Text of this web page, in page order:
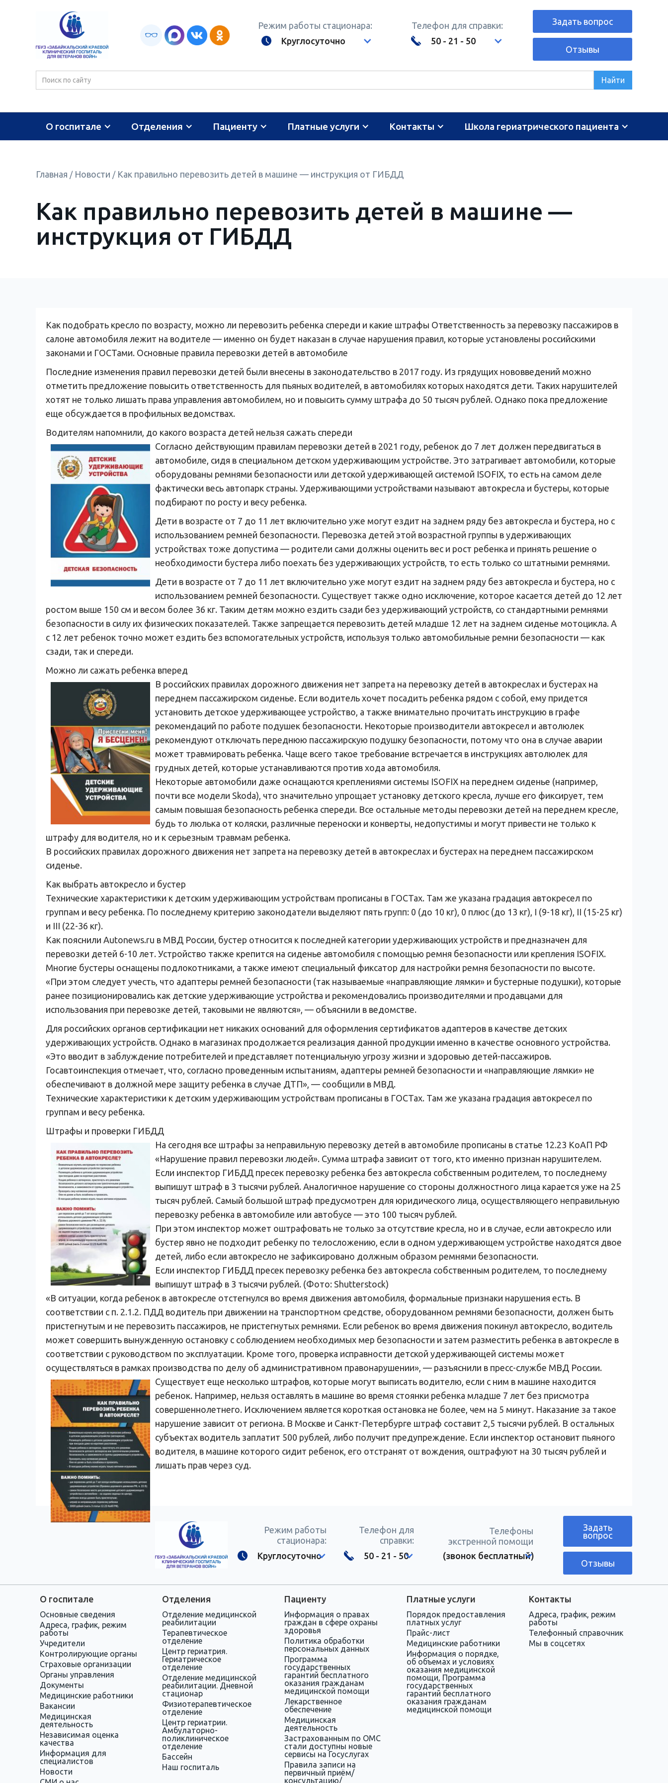
Режим работы стационара:
Круглосуточно
Телефон для справки:
50 - 21 - 50
Задать вопрос
Отзывы
О госпитале Отделения Пациенту Платные услуги Контакты Школа гериатрического пациента
Главная / Новости / Как правильно перевозить детей в машине — инструкция от ГИБДД
Как правильно перевозить детей в машине —
инструкция от ГИБДД
Как подобрать кресло по возрасту, можно ли перевозить ребенка спереди и какие штрафы Ответственность за перевозку пассажиров в
салоне автомобиля лежит на водителе — именно он будет наказан в случае нарушения правил, которые установлены российскими
законами и ГОСТами. Основные правила перевозки детей в автомобиле
Последние изменения правил перевозки детей были внесены в законодательство в 2017 году. Из грядущих нововведений можно
отметить предложение повысить ответственность для пьяных водителей, в автомобилях которых находятся дети. Таких нарушителей
хотят не только лишать права управления автомобилем, но и повысить сумму штрафа до 50 тысяч рублей. Однако пока предложение
еще обсуждается в профильных ведомствах.
Водителям напомнили, до какого возраста детей нельзя сажать спереди
Согласно действующим правилам перевозки детей в 2021 году, ребенок до 7 лет должен передвигаться в
автомобиле, сидя в специальном детском удерживающим устройстве. Это затрагивает автомобили, которые
оборудованы ремнями безопасности или детской удерживающей системой ISOFIX, то есть на самом деле
фактически весь автопарк страны. Удерживающими устройствами называют автокресла и бустеры, которые
подбирают по росту и весу ребенка.
Дети в возрасте от 7 до 11 лет включительно уже могут ездит на заднем ряду без автокресла и бустера, но с
использованием ремней безопасности. Перевозка детей этой возрастной группы в удерживающих
устройствах тоже допустима — родители сами должны оценить вес и рост ребенка и принять решение о
необходимости бустера либо поехать без удерживающих устройств, то есть только со штатными ремнями.
Дети в возрасте от 7 до 11 лет включительно уже могут ездит на заднем ряду без автокресла и бустера, но с
использованием ремней безопасности. Существует также одно исключение, которое касается детей до 12 лет
ростом выше 150 см и весом более 36 кг. Таким детям можно ездить сзади без удерживающий устройств, со стандартными ремнями
безопасности в силу их физических показателей. Также запрещается перевозить детей младше 12 лет на заднем сиденье мотоцикла. А
с 12 лет ребенок точно может ездить без вспомогательных устройств, используя только автомобильные ремни безопасности — как
сзади, так и спереди.
Можно ли сажать ребенка вперед
В российских правилах дорожного движения нет запрета на перевозку детей в автокреслах и бустерах на
переднем пассажирском сиденье. Если водитель хочет посадить ребенка рядом с собой, ему придется
установить детское удерживающее устройство, а также внимательно прочитать инструкцию в графе
рекомендаций по работе подушек безопасности. Некоторые производители автокресел и автолюлек
рекомендуют отключать переднюю пассажирскую подушку безопасности, потому что она в случае аварии
может травмировать ребенка. Чаще всего такое требование встречается в инструкциях автолюлек для
грудных детей, которые устанавливаются против хода автомобиля.
Некоторые автомобили даже оснащаются креплениями системы ISOFIX на переднем сиденье (например,
почти все модели Skoda), что значительно упрощает установку детского кресла, лучше его фиксирует, тем
самым повышая безопасность ребенка спереди. Все остальные методы перевозки детей на переднем кресле,
будь то люлька от коляски, различные переноски и конверты, недопустимы и могут привести не только к
штрафу для водителя, но и к серьезным травмам ребенка.
В российских правилах дорожного движения нет запрета на перевозку детей в автокреслах и бустерах на переднем пассажирском
сиденье.
Как выбрать автокресло и бустер
Технические характеристики к детским удерживающим устройствам прописаны в ГОСТах. Там же указана градация автокресел по
группам и весу ребенка. По последнему критерию законодатели выделяют пять групп: 0 (до 10 кг), 0 плюс (до 13 кг), I (9-18 кг), II (15-25 кг)
и III (22-36 кг).
Как пояснили Autonews.ru в МВД России, бустер относится к последней категории удерживающих устройств и предназначен для
перевозки детей 6-10 лет. Устройство также крепится на сиденье автомобиля с помощью ремня безопасности или крепления ISOFIX.
Многие бустеры оснащены подлокотниками, а также имеют специальный фиксатор для настройки ремня безопасности по высоте.
«При этом следует учесть, что адаптеры ремней безопасности (так называемые «направляющие лямки» и бустерные подушки), которые
ранее позиционировались как детские удерживающие устройства и рекомендовались производителями и продавцами для
использования при перевозке детей, таковыми не являются», — объяснили в ведомстве.
Для российских органов сертификации нет никаких оснований для оформления сертификатов адаптеров в качестве детских
удерживающих устройств. Однако в магазинах продолжается реализация данной продукции именно в качестве основного устройства.
«Это вводит в заблуждение потребителей и представляет потенциальную угрозу жизни и здоровью детей-пассажиров.
Госавтоинспекция отмечает, что, согласно проведенным испытаниям, адаптеры ремней безопасности и «направляющие лямки» не
обеспечивают в должной мере защиту ребенка в случае ДТП», — сообщили в МВД.
Технические характеристики к детским удерживающим устройствам прописаны в ГОСТах. Там же указана градация автокресел по
группам и весу ребенка.
Штрафы и проверки ГИБДД
На сегодня все штрафы за неправильную перевозку детей в автомобиле прописаны в статье 12.23 КоАП РФ
«Нарушение правил перевозки людей». Сумма штрафа зависит от того, кто именно признан нарушителем.
Если инспектор ГИБДД пресек перевозку ребенка без автокресла собственным родителем, то последнему
выпишут штраф в 3 тысячи рублей. Аналогичное нарушение со стороны должностного лица карается уже на 25
тысяч рублей. Самый большой штраф предусмотрен для юридического лица, осуществляющего неправильную
перевозку ребенка в автомобиле или автобусе — это 100 тысяч рублей.
При этом инспектор может оштрафовать не только за отсутствие кресла, но и в случае, если автокресло или
бустер явно не подходит ребенку по телосложению, если в одном удерживающем устройстве находятся двое
детей, либо если автокресло не зафиксировано должным образом ремнями безопасности.
Если инспектор ГИБДД пресек перевозку ребенка без автокресла собственным родителем, то последнему
выпишут штраф в 3 тысячи рублей. (Фото: Shutterstock)
«В ситуации, когда ребенок в автокресле отстегнулся во время движения автомобиля, формальные признаки нарушения есть. В
соответствии с п. 2.1.2. ПДД водитель при движении на транспортном средстве, оборудованном ремнями безопасности, должен быть
пристегнутым и не перевозить пассажиров, не пристегнутых ремнями. Если ребенок во время движения покинул автокресло, водитель
может совершить вынужденную остановку с соблюдением необходимых мер безопасности и затем разместить ребенка в автокресле в
соответствии с руководством по эксплуатации. Кроме того, проверка исправности детской удерживающей системы может
осуществляться в рамках производства по делу об административном правонарушении», — разъяснили в пресс-службе МВД России.
Существует еще несколько штрафов, которые могут выписать водителю, если с ним в машине находится
ребенок. Например, нельзя оставлять в машине во время стоянки ребенка младше 7 лет без присмотра
совершеннолетнего. Исключением является короткая остановка не более, чем на 5 минут. Наказание за такое
нарушение зависит от региона. В Москве и Санкт-Петербурге штраф составит 2,5 тысячи рублей. В остальных
субъектах водитель заплатит 500 рублей, либо получит предупреждение. Если инспектор остановит пьяного
водителя, в машине которого сидит ребенок, его отстранят от вождения, оштрафуют на 30 тысяч рублей и
лишать прав через суд.
Режим работы
стационара:
Круглосуточно
Телефон для
справки:
50 - 21 - 50
Телефоны
экстренной помощи
(звонок бесплатный)
Задать
вопрос
Отзывы
О госпитале
Основные сведения
Адреса, график, режим
работы
Учредители
Контролирующие органы
Страховые организации
Органы управления
Документы
Медицинские работники
Вакансии
Медицинская
деятельность
Независимая оценка
качества
Информация для
специалистов
Новости
Отделения
Отделение медицинской
реабилитации
Терапевтическое
отделение
Центр гериатрия.
Гериатрическое
отделение
Отделение медицинской
реабилитации. Дневной
стационар
Физиотерапевтическое
отделение
Центр гериатрии.
Амбулаторно-
поликлиническое
отделение
Бассейн
Наш госпиталь
Пациенту
Информация о правах
граждан в сфере охраны
здоровья
Политика обработки
персональных данных
Программа
государственных
гарантий бесплатного
оказания гражданам
медицинской помощи
Лекарственное
обеспечение
Медицинская
деятельность
Застрахованным по ОМС
стали доступны новые
сервисы на Госуслугах
Правила записи на
первичный приём/
консультацию/
Платные услуги
Порядок предоставления
платных услуг
Прайс-лист
Медицинские работники
Информация о порядке,
об объемах и условиях
оказания медицинской
помощи, Программа
государственных
гарантий бесплатного
оказания гражданам
медицинской помощи
Контакты
Адреса, график, режим
работы
Телефонный справочник
Мы в соцсетях